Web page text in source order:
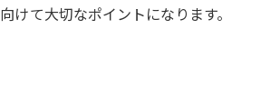
けて大切なポイントになります。